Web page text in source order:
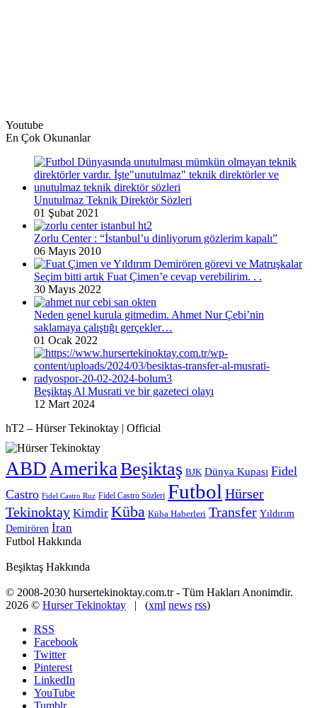
Youtube
En Çok Okunanlar
Unutulmaz Teknik Direktör Sözleri
01 Şubat 2021
Zorlu Center : “İstanbul’u dinliyorum gözlerim kapalı”
06 Mayıs 2010
Seçim bitti artık Fuat Çimen’e cevap verebilirim. . .
30 Mayıs 2022
Neden genel kurula gitmedim. Ahmet Nur Çebi’nin
saklamaya çalıştığı gerçekler…
01 Ocak 2022
Beşiktaş Al Musrati ve bir gazeteci olayı
12 Mart 2024
hT2 – Hürser Tekinoktay | Official
ABD Amerika Beşiktaş BJK Dünya Kupası Fidel
Castro Fidel Castro Ruz Fidel Castro Sözleri Futbol Hürser
Tekinoktay Kimdir Küba Küba Haberleri Transfer Yıldırım
Demirören İran
Futbol Hakkında
Beşiktaş Hakkında
© 2008-2030 hursertekinoktay.com.tr - Tüm Hakları Anonimdir.
2026 © Hurser Tekinoktay | (xml news rss)
RSS
Facebook
Twitter
Pinterest
LinkedIn
YouTube
Tumblr